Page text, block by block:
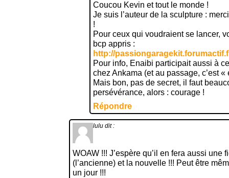
Coucou Kevin et tout le monde !
Je suis l’auteur de la sculpture :
!
Pour ceux qui voudraient se lancer,
bcp appris :
http://
Pour info, Enaibi participait aussi à
chez Ankama (et au passage, c’est
Mais bon, pas de secret, il faut
persévérance, alors : courage !
Répondre
lulu dit :
WOAW !!! J’espère qu’il en fera aussi une
(l’ancienne) et la nouvelle !!! Peut être
un jour !!!